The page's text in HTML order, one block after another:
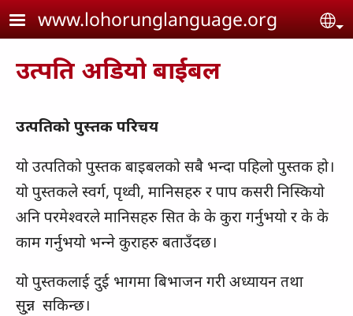
Skip to main content
www.lohorunglanguage.org
उत्पति अडियो बाईबल
उत्पतिको पुस्तक परिचय
यो उत्‍पतिको पुस्‍तक बाइबलको सबै भन्‍दा पहिलो पुस्‍तक हो।
यो पुस्‍तकले स्‍वर्ग, पृथ्‍वी, मानिसहरु र पाप कसरी निस्‍कियो
अनि परमेश्‍वरले मानिसहरु सित के के कुरा गर्नुभयो र के के
काम गर्नुभयो भन्‍ने कुराहरु बताउँदछ।
यो पुस्‍तकलाई दुई भागमा बिभाजन गरी अध्‍यायन तथा
सु्न्न सकिन्‍छ।